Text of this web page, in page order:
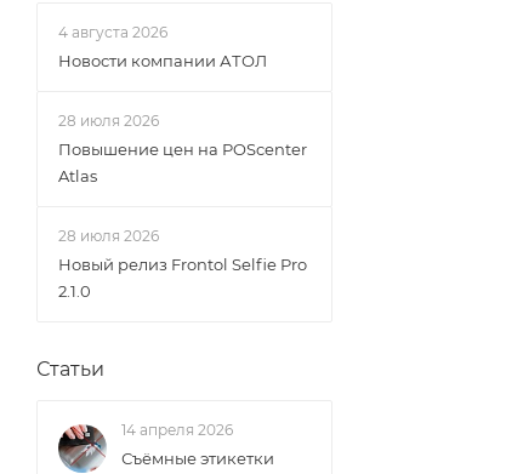
4 августа 2026
Новости компании АТОЛ
28 июля 2026
Повышение цен на POScenter
Atlas
28 июля 2026
Новый релиз Frontol Selfie Pro
2.1.0
Статьи
14 апреля 2026
Съёмные этикетки